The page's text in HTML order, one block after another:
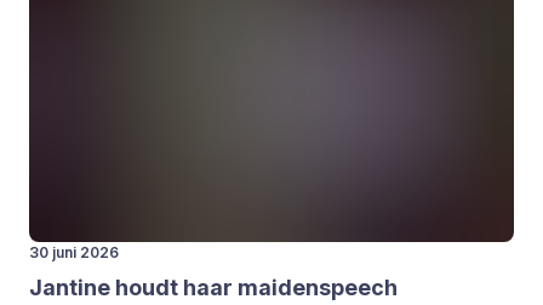
30 juni 2026
Jan­ti­ne houdt haar mai­den­speech